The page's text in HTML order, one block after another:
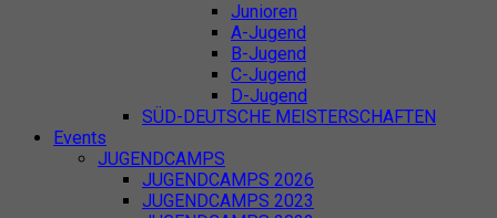
Junioren
A-Jugend
B-Jugend
C-Jugend
D-Jugend
SÜD-DEUTSCHE MEISTERSCHAFTEN
Events
JUGENDCAMPS
JUGENDCAMPS 2026
JUGENDCAMPS 2023